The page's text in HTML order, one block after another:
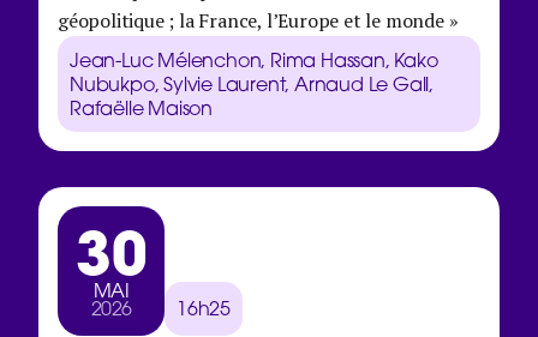
géopolitique ; la France, l’Europe et le monde »
Jean-Luc Mélenchon, Rima Hassan, Kako
Nubukpo, Sylvie Laurent, Arnaud Le Gall,
Rafaëlle Maison
30
MAI
2026
16h25